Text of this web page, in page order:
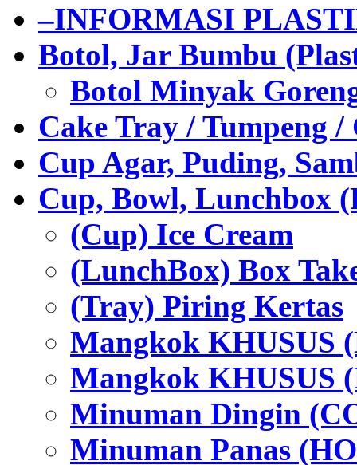
–INFORMASI
Botol, Jar Bumbu
Botol Minyak
Cake Tray / Tumpeng /
Cup Agar, Puding,
Cup, Bowl, Lunchbox
(Cup) Ice Cream
(LunchBox) Box
(Tray) Piring Kertas
Mangkok KHUSUS
Mangkok KHUSUS
Minuman Dingin
Minuman Panas